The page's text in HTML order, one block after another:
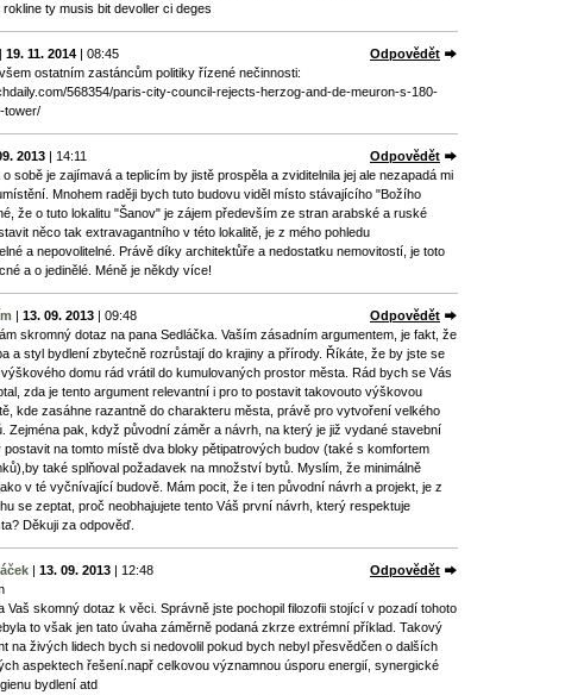
ty musis bit devoller ci deges
| 19. 11. 2014 | 08:45
Odpovědět
ostatním zastáncům politiky řízené nečinnosti:
568354/paris-city-council-rejects-herzog-and-de-meuron-s-180-
tower/
2013 | 14:11
Odpovědět
sobě je zajímavá a teplicím by jistě prospěla a zviditelnila jej ale nezapadá mi
Mnohem raději bych tuto budovu viděl místo stávajícího "Božího
že o tuto lokalitu "Šanov" je zájem především ze stran arabské a ruské
něco tak extravagantního v této lokalitě, je z mého pohledu
a nepovolitelné. Právě díky architektůře a nedostatku nemovitostí, je toto
a o jedinělé. Méně je někdy více!
| 13. 09. 2013 | 09:48
Odpovědět
skromný dotaz na pana Sedláčka. Vaším zásadním argumentem, je fakt, že
a styl bydlení zbytečně rozrůstají do krajiny a přírody. Říkáte, že by jste se
domu rád vrátil do kumulovaných prostor města. Rád bych se Vás
zda je tento argument relevantní i pro to postavit takovouto výškovou
kde zasáhne razantně do charakteru města, právě pro vytvoření velkého
Zejména pak, když původní záměr a návrh, na který je již vydané stavební
postavit na tomto místě dva bloky pětipatrových budov (také s komfortem
také splňoval požadavek na množství bytů. Myslím, že minimálně
v té vyčnívající budově. Mám pocit, že i ten původní návrh a projekt, je z
se zeptat, proč neobhajujete tento Váš první návrh, který respektuje
Děkuji za odpověď.
| 13. 09. 2013 | 12:48
Odpovědět
Vaš skomný dotaz k věci. Správně jste pochopil filozofii stojící v pozadí tohoto
to však jen tato úvaha záměrně podaná zkrze extrémní příklad. Takový
na živých lidech bych si nedovolil pokud bych nebyl přesvědčen o dalších
aspektech řešení.např celkovou významnou úsporu energií, synergické
bydlení atd